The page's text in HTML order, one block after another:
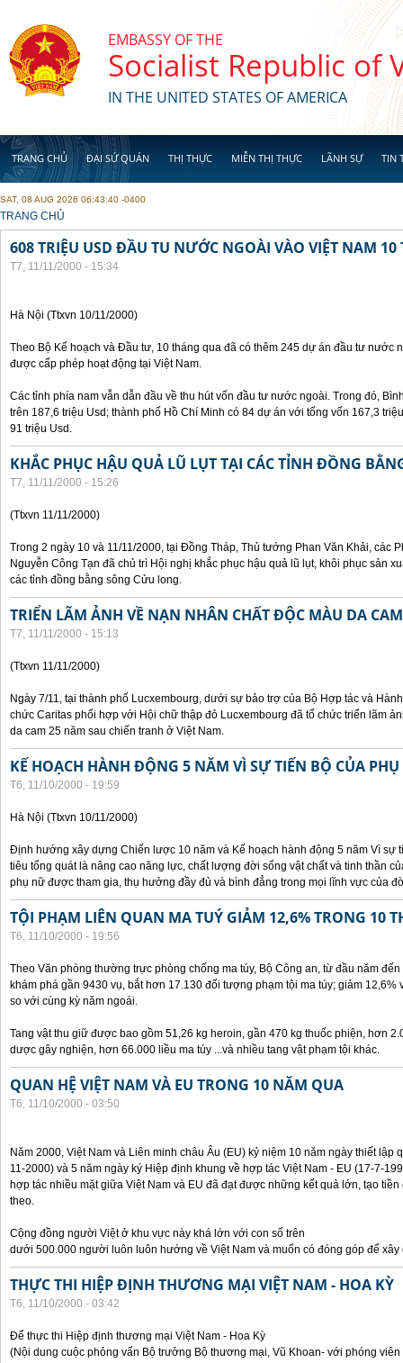
EMBASSY OF THE
Socialist Republic of
IN THE UNITED STATES OF AMERICA
TRANG CHỦ ĐẠI SỨ QUÁN THỊ THỰC MIỄN THỊ THỰC LÃNH SỰ TIN
SAT, 08 AUG 2026 06:43:40 -0400
YOU ARE HERE
TRANG CHỦ
608 TRIỆU USD ĐẦU TU NƯỚC NGOÀI VÀO VIỆT NAM 10
T7, 11/11/2000 - 15:34
Hà Nội (Ttxvn 10/11/2000)
Theo Bộ Kế hoạch và Đầu tư, 10 tháng qua đã có thêm 245 dự án đầu tư nước
được cấp phép hoạt động tại Việt Nam.
Các tỉnh phía nam vẫn dẫn đầu về thu hút vốn đầu tư nước ngoài. Trong đó,
trên 187,6 triệu Usd; thành phố Hồ Chí Minh có 84 dự án với tổng vốn 167,3
91 triệu Usd.
KHẮC PHỤC HẬU QUẢ LŨ LỤT TẠI CÁC TỈNH ĐỒNG
T7, 11/11/2000 - 15:26
(Ttxvn 11/11/2000)
Trong 2 ngày 10 và 11/11/2000, tại Đồng Tháp, Thủ tướng Phan Văn Khải, các
Nguyễn Công Tạn đã chủ trì Hội nghị khắc phục hậu quả lũ lụt, khôi phục sản
các tỉnh đồng bằng sông Cửu long.
TRIỂN LÃM ẢNH VỀ NẠN NHÂN CHẤT ĐỘC MÀU DA CAM
T7, 11/11/2000 - 15:13
(Ttxvn 11/11/2000)
Ngày 7/11, tại thành phố Lucxembourg, dưới sự bảo trợ của Bộ Hợp tác và
chức Caritas phối hợp với Hội chữ thập đỏ Lucxembourg đã tổ chức triển lãm
da cam 25 năm sau chiến tranh ở Việt Nam.
KẾ HOẠCH HÀNH ĐỘNG 5 NĂM VÌ SỰ TIẾN BỘ CỦA
T6, 11/10/2000 - 19:59
Hà Nội (Ttxvn 10/11/2000)
Định hướng xây dựng Chiến lược 10 năm và Kế hoạch hành động 5 năm Vì sự
tiêu tổng quát là nâng cao năng lực, chất lượng đời sống vật chất và tinh thần
phụ nữ được tham gia, thụ hưởng đầy đủ và bình đẳng trong mọi lĩnh vực của
TỘI PHẠM LIÊN QUAN MA TUÝ GIẢM 12,6% TRONG 10
T6, 11/10/2000 - 19:56
Theo Văn phòng thường trực phòng chống ma túy, Bộ Công an, từ đầu năm
khám phá gần 9430 vụ, bắt hơn 17.130 đối tượng phạm tội ma túy; giảm 12,6%
so với cùng kỳ năm ngoái.
Tang vật thu giữ được bao gồm 51,26 kg heroin, gần 470 kg thuốc phiện, hơn
dược gây nghiện, hơn 66.000 liều ma túy ...và nhiều tang vật phạm tội khác.
QUAN HỆ VIỆT NAM VÀ EU TRONG 10 NĂM QUA
T6, 11/10/2000 - 03:50
Năm 2000, Việt Nam và Liên minh châu Âu (EU) kỷ niệm 10 năm ngày thiết lập
11-2000) và 5 năm ngày ký Hiệp định khung về hợp tác Việt Nam - EU (17-7-
hợp tác nhiều mặt giữa Việt Nam và EU đã đạt được những kết quả lớn, tạo
theo.
Cộng đồng người Việt ở khu vực này khá lớn với con số trên
dưới 500.000 người luôn luôn hướng về Việt Nam và muốn có đóng góp để
THỰC THI HIỆP ĐỊNH THƯƠNG MẠI VIỆT NAM - HOA KỲ
T6, 11/10/2000 - 03:42
Để thực thi Hiệp định thương mại Việt Nam - Hoa Kỳ
(Nội dung cuộc phỏng vấn Bộ trưởng Bộ thương mại, Vũ Khoan- với phóng